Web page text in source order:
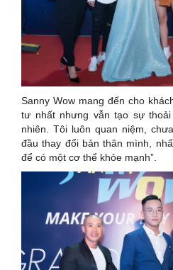
Sanny Wow mang đến cho
tư nhất nhưng vẫn tạo sự
nhiên. Tôi luôn quan niệm,
đầu thay đổi bản thân mình,
để có một cơ thể khỏe mạnh”.